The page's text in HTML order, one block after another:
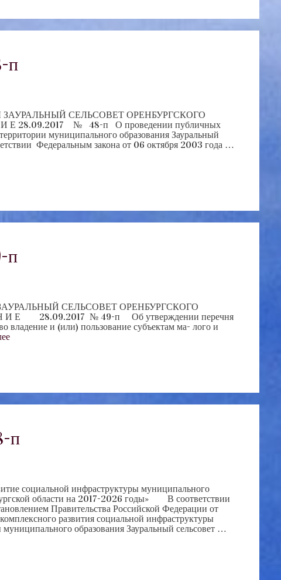
п
СЕЛЬСОВЕТ ОРЕНБУРГСКОГО
28.09.2017 № 48-п О проведении публичных
муниципального образования Зауральный
Федеральным закона от 06 октября 2003 года …
п
СЕЛЬСОВЕТ ОРЕНБУРГСКОГО
28.09.2017 № 49-п Об утверждении перечня
владение и (или) пользование субъектам ма- лого и
п
социальной инфраструктуры муниципального
области на 2017-2026 годы» В соответствии
Правительства Российской Федерации от
развития социальной инфраструктуры
образования Зауральный сельсовет …